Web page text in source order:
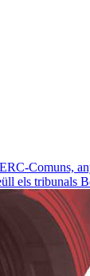
Comuns,
els tribunals